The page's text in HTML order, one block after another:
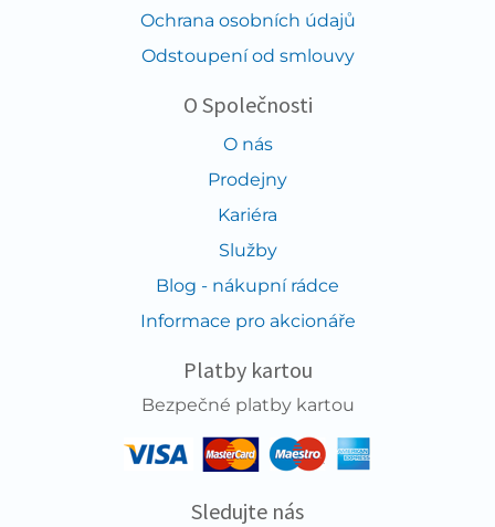
Ochrana osobních údajů
Odstoupení od smlouvy
O Společnosti
O nás
Prodejny
Kariéra
Služby
Blog - nákupní rádce
Informace pro akcionáře
Platby kartou
Bezpečné platby kartou
Sledujte nás